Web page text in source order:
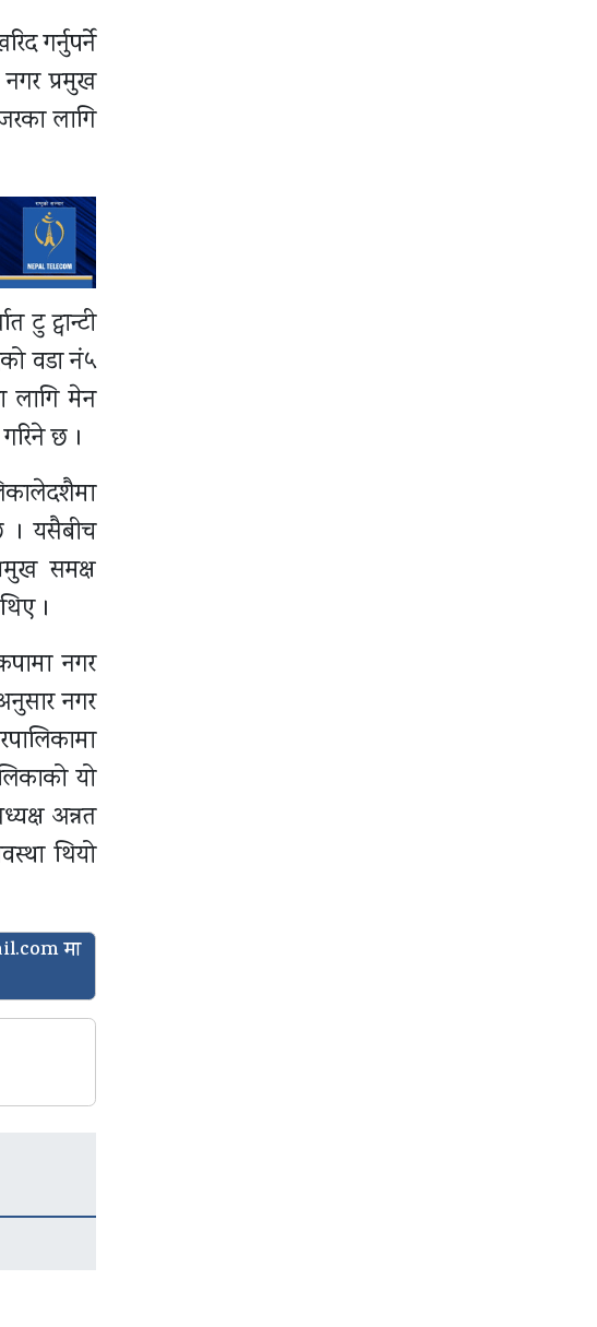
गर्नुपर्ने
नगर प्रमुख
लागि
ट्वान्टी
वडा नं५
लागि मेन
छ ।
। यसैबीच
समक्ष
।
नगर
नगर
यो
अन्नत
थियो
मा